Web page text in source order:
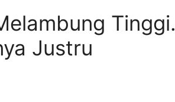
Tinggi.
Justru